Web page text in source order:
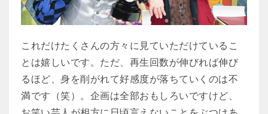
これだけたくさんの方々に見ていただけているこ
とは嬉しいです。ただ、再生回数が伸びれば伸び
るほど、身を削がれて好感度が落ちていくのは不
満です（笑）。企画は全部おもしろいですけど、